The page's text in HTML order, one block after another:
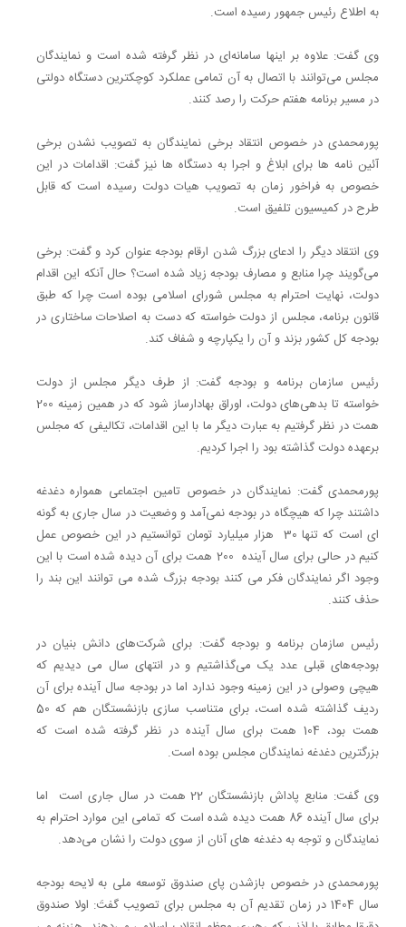
به اطلاع رئیس جمهور رسیده است.
وی گفت: علاوه بر اینها سامانه‌ای در نظر گرفته شده است و نمایندگان
مجلس می‌توانند با اتصال به آن تمامی عملکرد کوچکترین دستگاه دولتی
در مسیر برنامه هفتم حرکت را رصد کنند.
پورمحمدی در خصوص انتقاد برخی نمایندگان به تصویب نشدن برخی
آئین نامه ها برای ابلاغ و اجرا به دستگاه ها نیز گفت: اقدامات در این
خصوص به فراخور زمان به تصویب هیات دولت رسیده است که قابل
طرح در کمیسیون تلفیق است.
وی انتقاد دیگر را ادعای بزرگ شدن ارقام بودجه عنوان کرد و گفت: برخی
می‌گویند چرا منابع و مصارف بودجه زیاد شده است؟ حال آنکه این اقدام
دولت، نهایت احترام به مجلس شورای اسلامی بوده است چرا که طبق
قانون برنامه، مجلس از دولت خواسته که دست به اصلاحات ساختاری در
بودجه کل کشور بزند و آن را یکپارچه و شفاف کند.
رئیس سازمان برنامه و بودجه گفت: از طرف دیگر مجلس از دولت
خواسته تا بدهی‌های دولت، اوراق بهادارساز شود که در همین زمینه 200
همت در نظر گرفتیم به عبارت دیگر ما با این اقدامات، تکالیفی که مجلس
برعهده دولت گذاشته بود را اجرا کردیم.
پورمحمدی گفت: نمایندگان در خصوص تامین اجتماعی همواره دغدغه
داشتند چرا که هیچگاه در بودجه نمی‌آمد و وضعیت در سال جاری به گونه
ای است که تنها 30 هزار میلیارد تومان توانستیم در این خصوص عمل
کنیم در حالی برای سال آینده 200 همت برای آن دیده شده است با این
وجود اگر نمایندگان فکر می کنند بودجه بزرگ شده می توانند این بند را
حذف کنند.
رئیس سازمان برنامه و بودجه گفت: برای شرکت‌های دانش بنیان در
بودجه‌های قبلی عدد یک می‌گذاشتیم و در انتهای سال می دیدیم که
هیچی وصولی در این زمینه وجود ندارد اما در بودجه سال آینده برای آن
ردیف گذاشته شده است، برای متناسب سازی بازنشستگان هم که 50
همت بود، 104 همت برای سال آینده در نظر گرفته شده است که
بزرگترین دغدغه نمایندگان مجلس بوده است.
وی گفت: منابع پاداش بازنشستگان 22 همت در سال جاری است اما
برای سال آینده 86 همت دیده شده است که تمامی این موارد احترام به
نمایندگان و توجه به دغدغه های آنان از سوی دولت را نشان می‌دهد.
پورمحمدی در خصوص بازشدن پای صندوق توسعه ملی به لایحه بودجه
سال 1404 در زمان تقدیم آن به مجلس برای تصویب گفتَ: اولا صندوق